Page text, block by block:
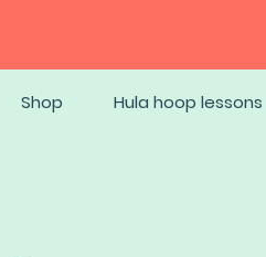
Shop Hula hoop lessons